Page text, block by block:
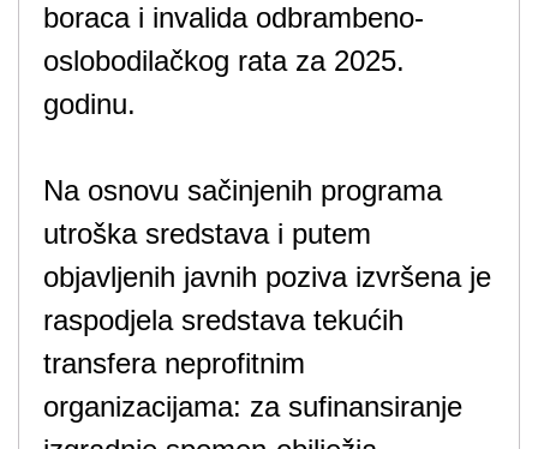
boraca i invalida odbrambeno-
oslobodilačkog rata za 2025.
godinu.
Na osnovu sačinjenih programa
utroška sredstava i putem
objavljenih javnih poziva izvršena je
raspodjela sredstava tekućih
transfera neprofitnim
organizacijama: za sufinansiranje